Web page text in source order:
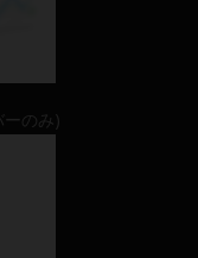
ーのみ)